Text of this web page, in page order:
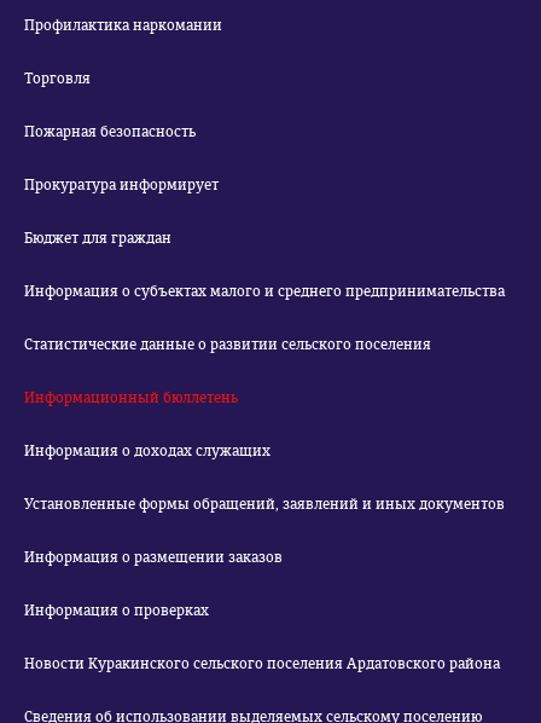
Профилактика наркомании
Торговля
Пожарная безопасность
Прокуратура информирует
Бюджет для граждан
Информация о субъектах малого и среднего предпринимательства
Статистические данные о развитии сельского поселения
Информационный бюллетень
Информация о доходах служащих
Установленные формы обращений, заявлений и иных документов
Информация о размещении заказов
Информация о проверках
Новости Куракинского сельского поселения Ардатовского района
Сведения об использовании выделяемых сельскому поселению